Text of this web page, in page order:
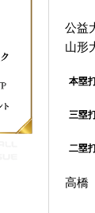
公益
山形
本塁
三塁
二塁
高橋